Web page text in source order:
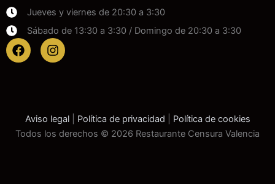
Jueves y viernes de 20:30 a 3:30
Sábado de 13:30 a 3:30 / Domingo de 20:30 a 3:30
F
a
k
I
n
r
a
m
Aviso legal| Política de privacidad
Política de cookies
Todos los derechos © 2026 Restaurante Censura Valencia